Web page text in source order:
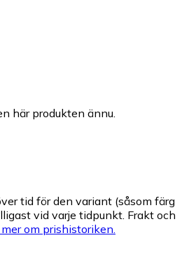
här produkten ännu.
tid för den variant (såsom färg
vid varje tidpunkt. Frakt och
mer om prishistoriken.